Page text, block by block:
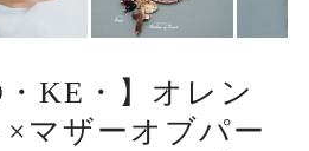
・KE・】オレン
マザーオブパー